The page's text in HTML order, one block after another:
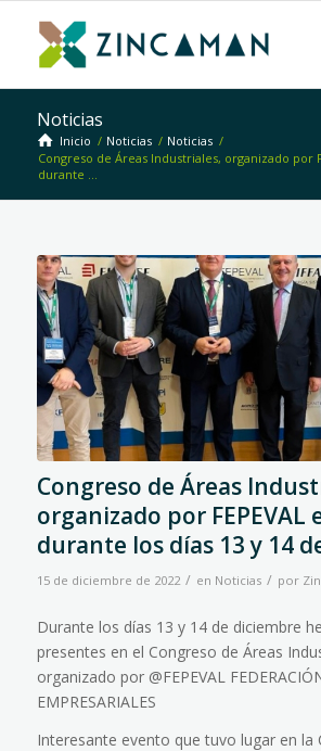
Noticias
Inicio / Noticias / Noticias /
Congreso de Áreas Industriales, organizado por
durante ...
Congreso de Áreas
organizado por FEPEVAL
durante los días 13 y 14
15 de diciembre de 2022 / en Noticias / por
Durante los días 13 y 14 de diciembre
presentes en el Congreso de Áreas
organizado por @FEPEVAL
EMPRESARIALES
Interesante evento que tuvo lugar en la